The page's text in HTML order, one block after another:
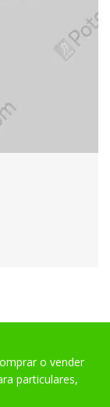
o vender
particulares,